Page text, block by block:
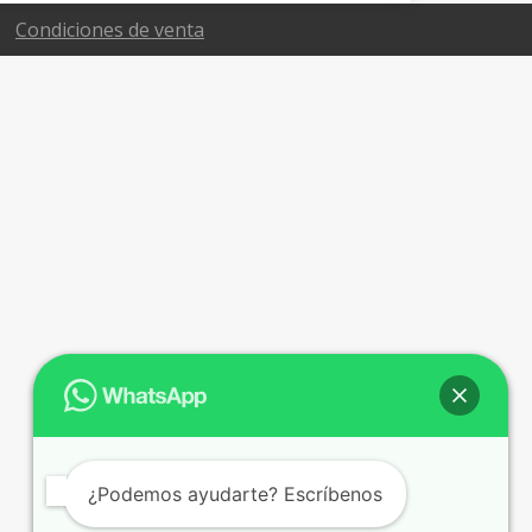
Condiciones de venta
¿Podemos ayudarte? Escríbenos